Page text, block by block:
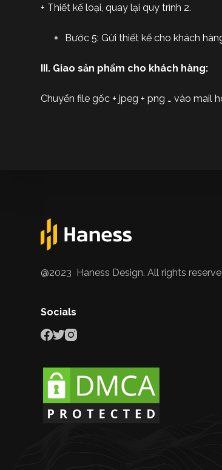
+ Thiết kế loại, quay lại quy trình 2.
Bước 5: Gửi thiết kế cho khách
III. Giao sản phẩm cho khách hàng:
Chuyển file gốc + jpeg + png … vào mail
@2023 Haness Design. All rights
Socials